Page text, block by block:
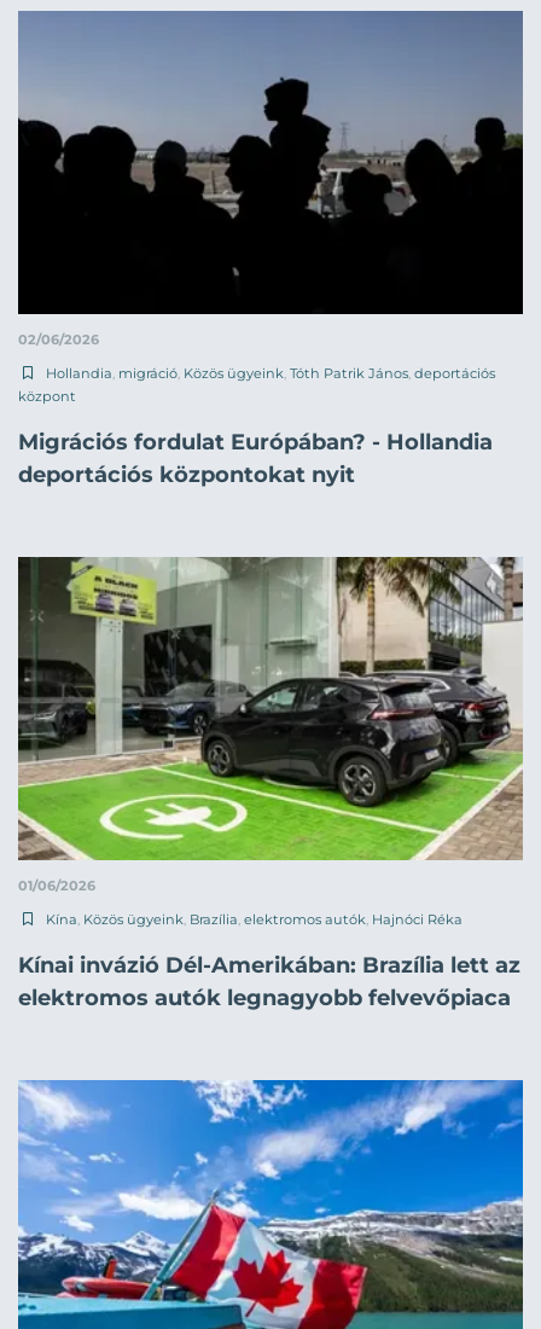
02/06/2026
Hollandia, migráció, Közös ügyeink, Tóth Patrik János, deportációs
központ
Migrációs fordulat Európában? - Hollandia
deportációs központokat nyit
01/06/2026
Kína, Közös ügyeink, Brazília, elektromos autók, Hajnóci Réka
Kínai invázió Dél-Amerikában: Brazília lett az
elektromos autók legnagyobb felvevőpiaca